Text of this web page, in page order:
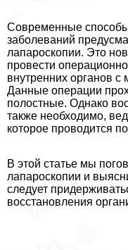
Современные способы
заболеваний
лапароскопии. Это
провести
внутренних органов
Данные операции
полостные. Однако
также необходимо,
которое проводится
В этой статье мы
лапароскопии и
следует
восстановления